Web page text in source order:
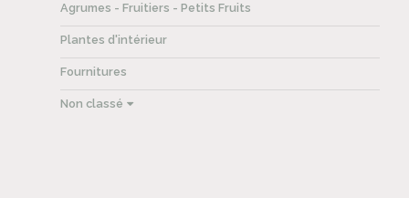
Agrumes - Fruitiers - Petits Fruits
Plantes d'intérieur
Fournitures
Non classé